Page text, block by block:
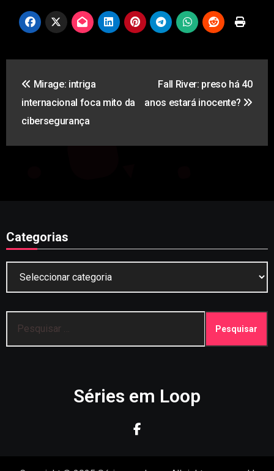
de
artigos
Mirage: intriga
internacional foca mito da
cibersegurança
Fall River: preso há 40
anos estará inocente?
Categorias
por:
Séries em Loop